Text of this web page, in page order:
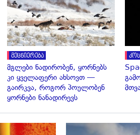
მეცნიერება
მგლები ნადირობენ, ყორნებს
კი ყველაფერი ახსოვთ —
გაირკვა, როგორ პოულობენ
ყორნები ნანადირევს